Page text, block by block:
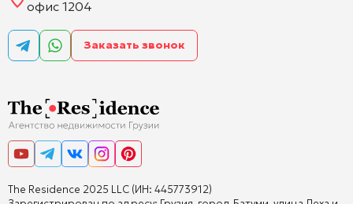
The Residence 2025 LLC (ИН: 445773912)
офис 1204
Заказать звонок